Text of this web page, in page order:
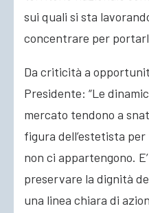
sui quali si sta
concentrare per
Da criticità a
Presidente: “Le
mercato tendono a
figura dell’estetista
non ci appartengono.
preservare la dignità
una linea chiara di